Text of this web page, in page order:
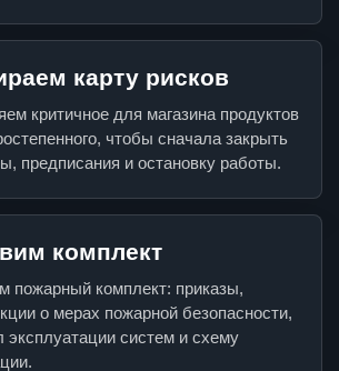
карту рисков
критичное для магазина продуктов
чтобы сначала закрыть
предписания и остановку работы.
комплект
пожарный комплект: приказы,
о мерах пожарной безопасности,
эксплуатации систем и схему